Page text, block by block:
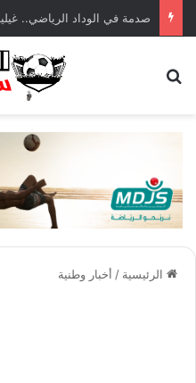
الرئيسية / أخبار وطنية